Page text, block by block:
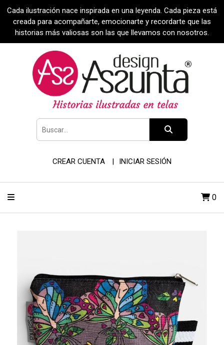
Cada ilustración nace inspirada en una leyenda. Cada pieza está
creada para acompañarte, emocionarte y recordarte que las
historias más valiosas son las que llevamos con nosotros.
CREAR CUENTA INICIAR SESIÓN
0